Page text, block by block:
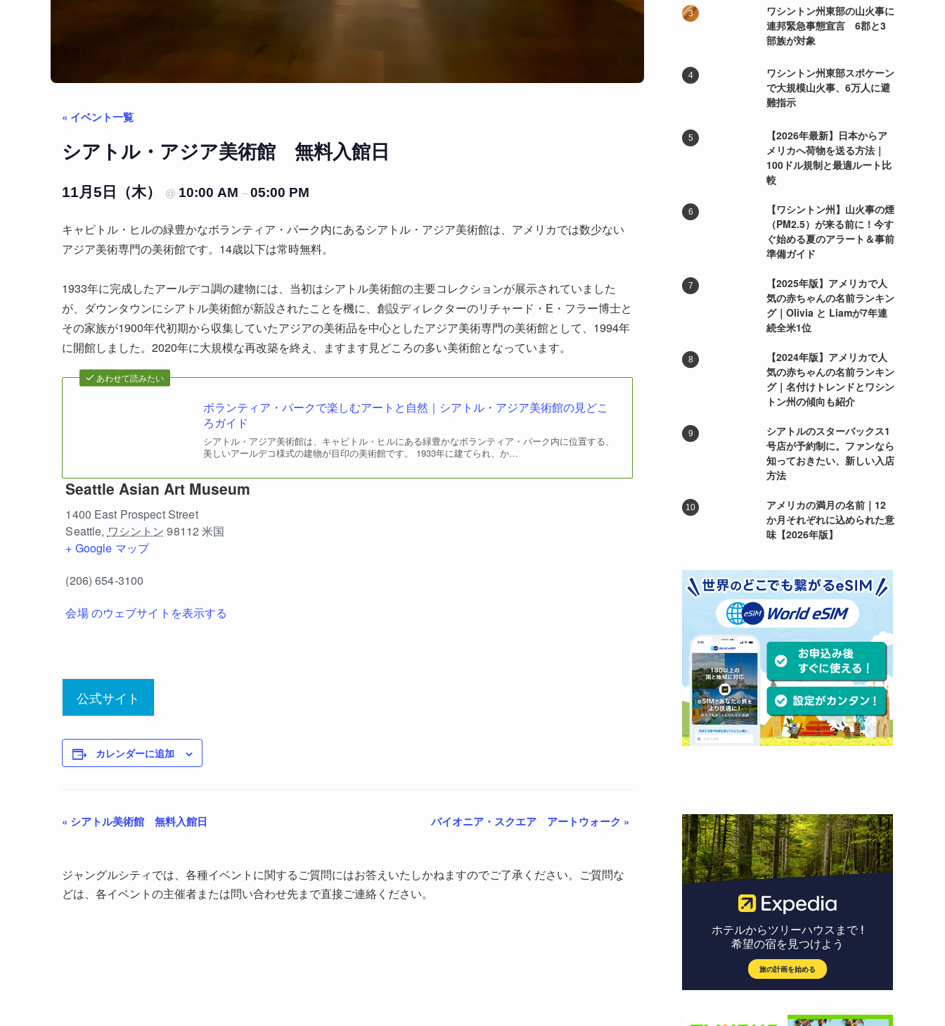
« イベント一覧
シアトル・アジア美術館 無料入館日
11月5日（木） @ 10:00 AM – 05:00 PM
キャピトル・ヒルの緑豊かなボランティア・パーク内にあるシアトル・アジア美術館は、アメリカでは数少ない
アジア美術専門の美術館です。14歳以下は常時無料。
1933年に完成したアールデコ調の建物には、当初はシアトル美術館の主要コレクションが展示されていました
が、ダウンタウンにシアトル美術館が新設されたことを機に、創設ディレクターのリチャード・E・フラー博士と
その家族が1900年代初期から収集していたアジアの美術品を中心としたアジア美術専門の美術館として、1994年
に開館しました。2020年に大規模な再改築を終え、ますます見どころの多い美術館となっています。
あわせて読みたい
ボランティア・パークで楽しむアートと自然｜シアトル・アジア美術館の見どこ
ろガイド
シアトル・アジア美術館は、キャピトル・ヒルにある緑豊かなボランティア・パーク内に位置する、
美しいアールデコ様式の建物が目印の美術館です。 1933年に建てられ、か…
Seattle Asian Art Museum
1400 East Prospect Street
Seattle, ワシントン 98112 米国
+ Google マップ
(206) 654-3100
会場 のウェブサイトを表示する
公式サイト
カレンダーに追加
« シアトル美術館 無料入館日 パイオニア・スクエア アートウォーク »
ジャングルシティでは、各種イベントに関するご質問にはお答えいたしかねますのでご了承ください。ご質問な
どは、各イベントの主催者または問い合わせ先まで直接ご連絡ください。
ワシントン州東部の山火事に
連邦緊急事態宣言 6郡と3
部族が対象
ワシントン州東部スポケーン
で大規模山火事、6万人に避
難指示
【2026年最新】日本からア
メリカへ荷物を送る方法｜
100ドル規制と最適ルート比
較
【ワシントン州】山火事の煙
（PM2.5）が来る前に！今す
ぐ始める夏のアラート＆事前
準備ガイド
【2025年版】アメリカで人
気の赤ちゃんの名前ランキン
グ｜Olivia と Liamが7年連
続全米1位
【2024年版】アメリカで人
気の赤ちゃんの名前ランキン
グ｜名付けトレンドとワシン
トン州の傾向も紹介
シアトルのスターバックス1
号店が予約制に。ファンなら
知っておきたい、新しい入店
方法
アメリカの満月の名前｜12
か月それぞれに込められた意
味【2026年版】